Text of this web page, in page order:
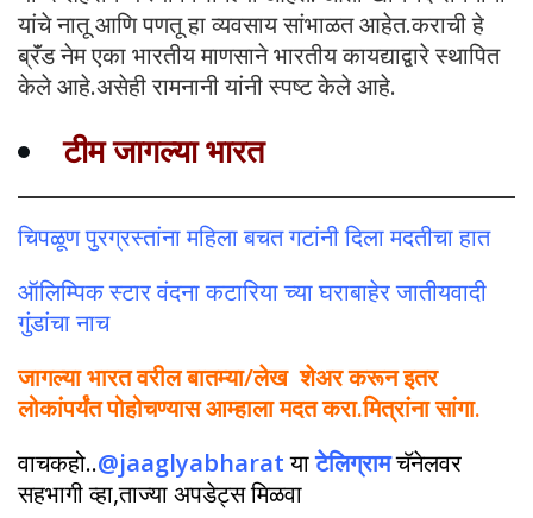
यांचे नातू आणि पणतू हा व्यवसाय सांभाळत आहेत.कराची हे
ब्रॅंड नेम एका भारतीय माणसाने भारतीय कायद्याद्वारे स्थापित
केले आहे.असेही रामनानी यांनी स्पष्ट केले आहे.
टीम जागल्या भारत
चिपळूण पुरग्रस्तांना महिला बचत गटांनी दिला मदतीचा हात
ऑलिम्पिक स्टार वंदना कटारिया च्या घराबाहेर जातीयवादी
गुंडांचा नाच
जागल्या भारत वरील बातम्या/लेख शेअर करून इतर
लोकांपर्यंत पोहोचण्यास आम्हाला मदत करा.मित्रांना सांगा.
वाचकहो..@jaaglyabharat याटेलिग्रामचॅनेलवर
सहभागी व्हा,ताज्या अपडेट्स मिळवा